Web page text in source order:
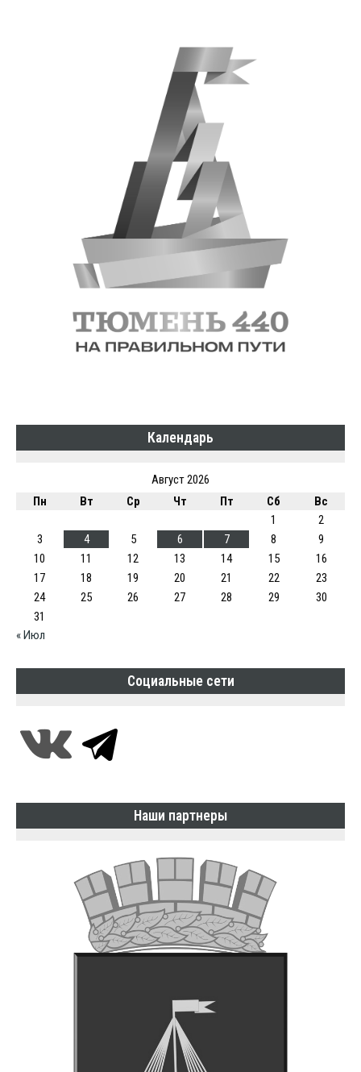
Календарь
Август 2026
Пн
Вт Ср Чт Пт Сб
Вс
1
2
3
4 5 6 7 8
9
10
11 12 13 14 15
16
17
18 19 20 21 22
23
24
25 26 27 28 29
30
31
« Июл
Социальные сети
Наши партнеры